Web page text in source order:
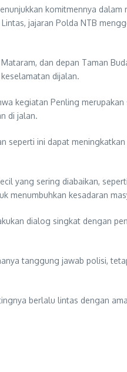
komitmennya
jajaran Polda NTB
dan depan Taman
dijalan.
kegiatan Penling
di jalan.
seperti ini dapat
yang sering diabaikan,
menumbuhkan kesadaran
dialog singkat dengan
tanggung jawab polisi,
berlalu lintas dengan